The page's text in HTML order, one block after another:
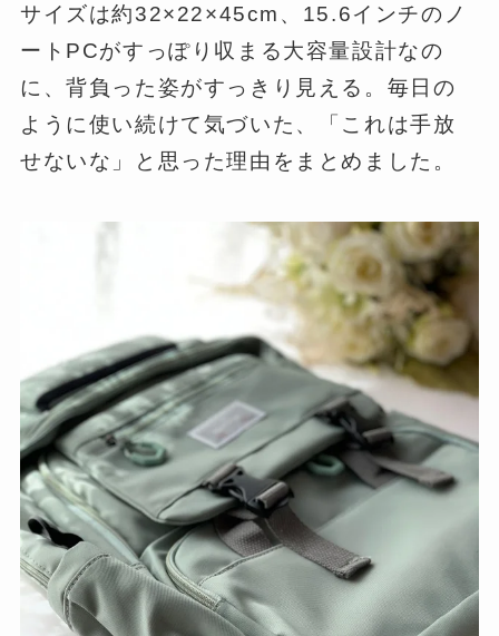
サイズは約32×22×45cm、15.6インチのノ
ートPCがすっぽり収まる大容量設計なの
に、背負った姿がすっきり見える。毎日の
ように使い続けて気づいた、「これは手放
せないな」と思った理由をまとめました。